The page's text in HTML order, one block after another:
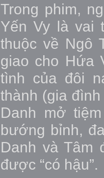
Trong phim,
Yến Vy là vai
thuộc về Ngô
giao cho Hứa
tình của đôi
thành (gia
Danh mở
bướng bỉnh,
Danh và Tâm
được “có hậu”.